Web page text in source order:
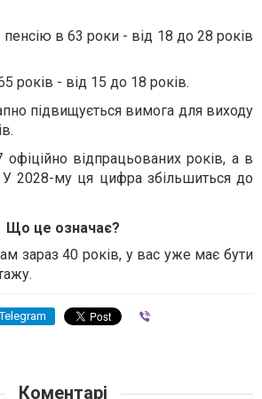
в 63 роки - від 18 до 28 років
років - від 15 до 18 років.
підвищується вимога для виходу
відпрацьованих років, а в
2028-му ця цифра збільшиться до
Що це означає?
зараз 40 років, у вас уже має бути
Telegram
Коментарі